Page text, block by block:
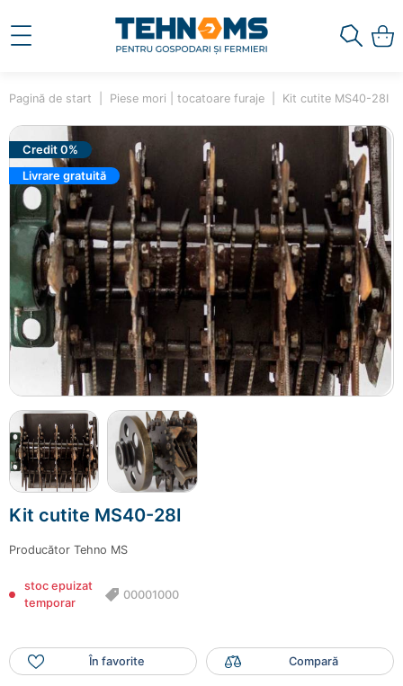
Pagină de start Piese mori | tocatoare furaje Kit cutite MS40-28I
Credit 0%
Livrare gratuită
Kit cutite MS40-28I
Producător Tehno MS
stoc epuizat
temporar
00001000
În favorite Compară